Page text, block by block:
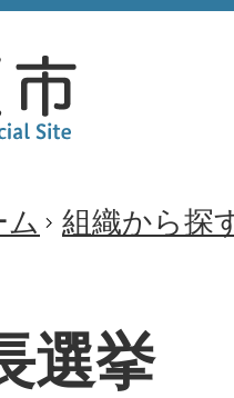
ム 組織から探
選挙